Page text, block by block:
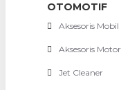
OTOMOTIF
Aksesoris Mobil
Aksesoris Motor
Jet Cleaner